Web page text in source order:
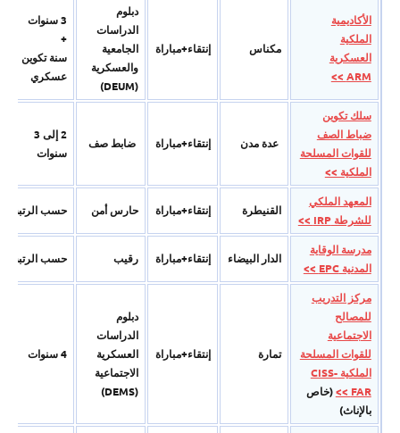
الأكاديمية
الملكية
العسكرية
ARM >>
مكناس إنتقاء+مباراة
دبلوم
الدراسات
الجامعیة
والعسكریة
(DEUM)
3 سنوات
+
سنة تكوین
عسكري
سلك تكوين
ضباط الصف
للقوات المسلحة
الملكية >>
عدة مدن إنتقاء+مباراة ضابط صف
2 إلى 3
سنوات
المعهد الملكي
للشرطة IRP >>
القنيطرة إنتقاء+مباراة حارس أمن حسب الرتبة
مدرسة الوقاية
المدنية EPC >>
الدار البيضاء إنتقاء+مباراة رقيب حسب الرتبة
مركز التدريب
للمصالح
الاجتماعية
للقوات المسلحة
الملكية CISS-
FAR >>
(خاص
بالإناث)
تمارة إنتقاء+مباراة
دبلوم
الدراسات
العسكرية
الاجتماعية
(DEMS)
4 سنوات